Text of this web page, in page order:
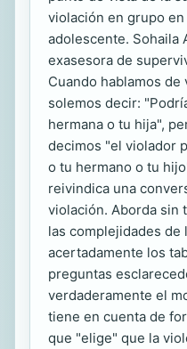
violación en grupo
adolescente. Sohaila
exasesora de
Cuando hablamos
solemos decir:
hermana o tu hija",
decimos "el violador
o tu hermano o tu
reivindica una
violación. Aborda sin
las complejidades de
acertadamente los
preguntas
verdaderamente el
tiene en cuenta de
que "elige" que la